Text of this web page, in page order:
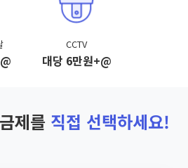
CCTV
대당 6만원+@
제를 직접 선택하세요!